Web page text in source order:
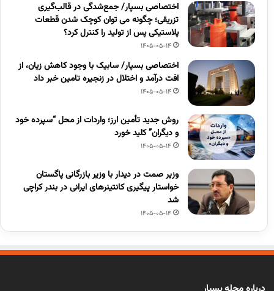
اختصاصی بسپار/ جمع‌شدگی در قالب‌گیری
تزریقی؛ چگونه می توان کوچک شدن قطعات
پلاستیکی پس از تولید را کنترل کرد؟
1405-05-14
اختصاصی بسپار/ سابیک با وجود کاهش زیان، از
افت درآمد و اختلال در زنجیره تامین خبر داد
1405-05-14
روش جدید تأمین ارز؛ واردات از محل “سپرده خود
و دیگران” کلید خورد
1405-05-14
وزیر صمت در دیدار با وزیر بازرگانی پاگستان
خواستار پیگیری کانتینرهای ایرانی در بندر کراچی
شد
1405-05-14